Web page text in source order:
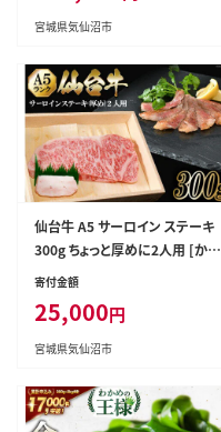
宮城県気仙沼市
仙台牛 A5 サーロイン ステーキ
300g ちょっと厚めに2人用 [から
くわ精肉店 宮城県 気仙沼市 20
凍
寄付金額
25,000円
宮城県気仙沼市